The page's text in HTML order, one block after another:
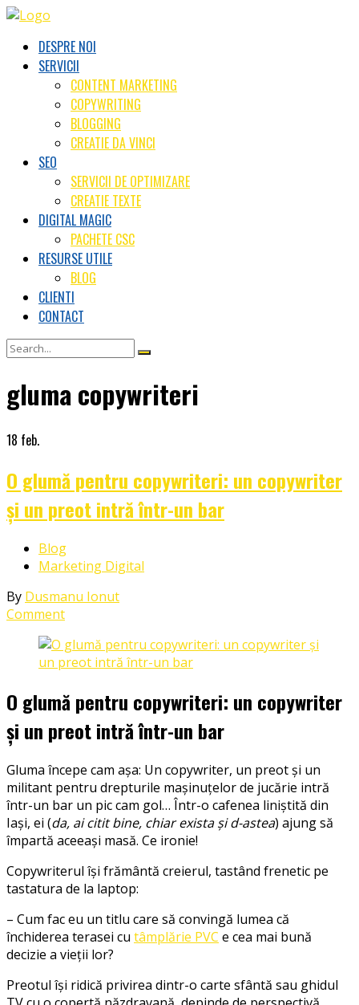
DESPRE NOI
SERVICII
CONTENT MARKETING
COPYWRITING
BLOGGING
CREATIE DA VINCI
SEO
SERVICII DE OPTIMIZARE
CREATIE TEXTE
DIGITAL MAGIC
PACHETE CSC
RESURSE UTILE
BLOG
CLIENTI
CONTACT
gluma copywriteri
18 feb.
O glumă pentru copywriteri: un copywriter
și un preot intră într-un bar
Blog
Marketing Digital
By Dusmanu Ionut
Comment
O glumă pentru copywriteri: un copywriter
și un preot intră într-un bar
Gluma începe cam așa: Un copywriter, un preot și un
militant pentru drepturile mașinuțelor de jucărie intră
într-un bar un pic cam gol… Într-o cafenea liniștită din
Iași, ei (da, ai citit bine, chiar exista și d-astea) ajung să
împartă aceeași masă. Ce ironie!
Copywriterul își frământă creierul, tastând frenetic pe
tastatura de la laptop:
– Cum fac eu un titlu care să convingă lumea că
închiderea terasei cu tâmplărie PVC e cea mai bună
decizie a vieții lor?
Preotul își ridică privirea dintr-o carte sfântă sau ghidul